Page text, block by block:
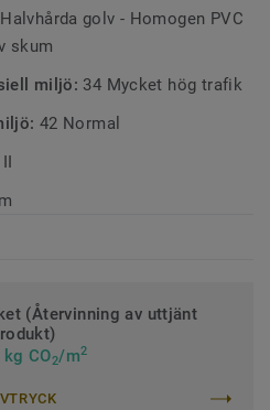
golv - Homogen PVC
skum
miljö: 34 Mycket hög trafik
42 Normal
(Återvinning av uttjänt
CO2/m2